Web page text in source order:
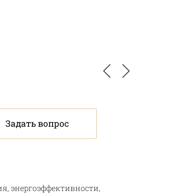
Задать вопрос
энергоэффективности,